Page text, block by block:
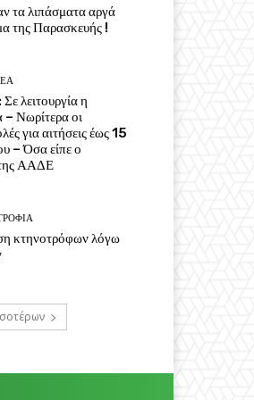
τα λιπάσματα αργά
της Παρασκευής !
λειτουργία η
Νωρίτερα οι
για αιτήσεις έως 15
– Όσα είπε ο
της ΑΑΔΕ
κτηνοτρόφων λόγω